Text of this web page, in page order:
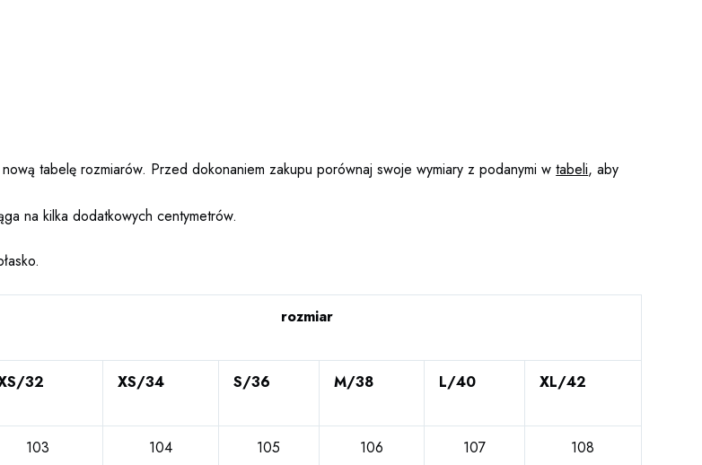
tabelę rozmiarów. Przed dokonaniem zakupu porównaj swoje wymiary z podanymi wtabeli, aby
na kilka dodatkowych centymetrów.
rozmiar
32 XS/34 S/36 M/38 L/40 XL/42
103 104 105 106 107 108